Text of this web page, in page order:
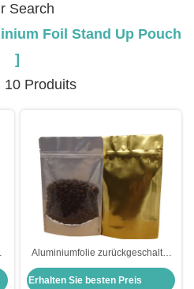
Search
Foil Stand Up Pouch
]
10 Produits
Aluminiumfolie zurückgeschaltet
wieder verschließbar
Reißverschluss Stehen Tasche
Erhalten Sie besten Preis